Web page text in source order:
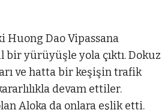
Huong Dao Vipassana
bir yürüyüşle yola çıktı. Dokuz
ve hatta bir keşişin trafik
devam ettiler.
Aloka da onlara eşlik etti.